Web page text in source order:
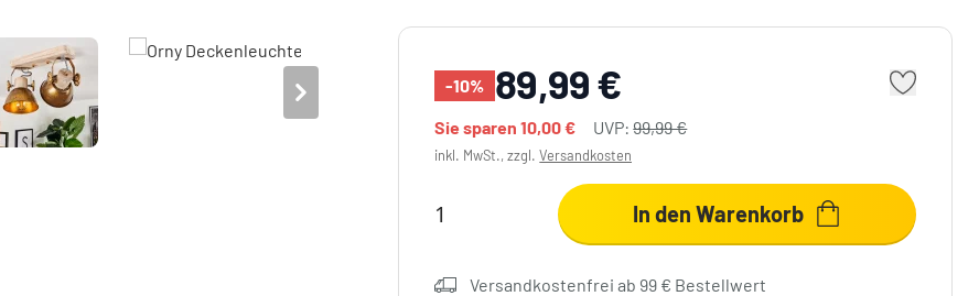
-10% 89,99 €
Sie sparen10,00 € UVP:99,99 €
inkl. MwSt., zzgl.Versandkosten
In den Warenkorb
Versandkostenfrei ab 99 € Bestellwert